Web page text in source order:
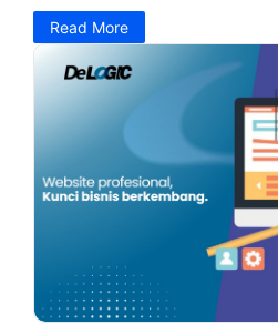
Read More